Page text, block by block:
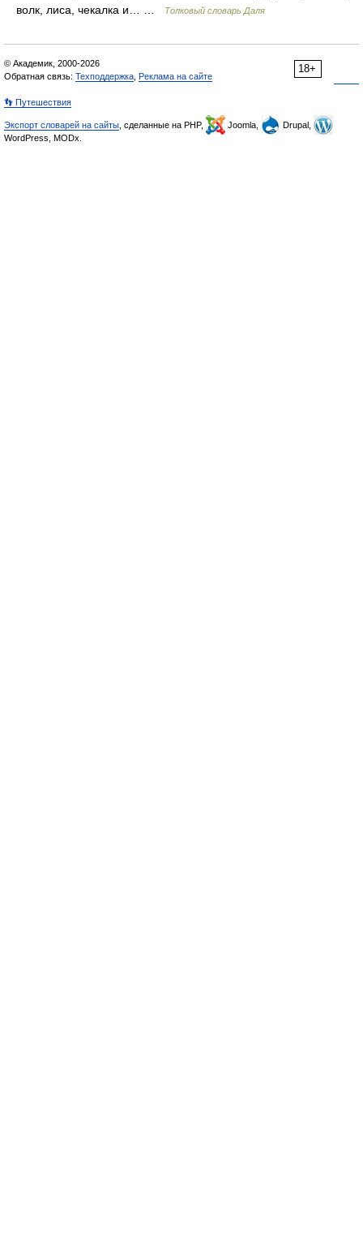
волк, лиса, чекалка и… …
Толковый словарь Даля
18+
© Академик, 2000-2026
Обратная связь: Техподдержка Реклама на сайте
👣 Путешествия
Экспорт словарей на сайты , сделанные на PHP, Joomla,
Drupal,
WordPress, MODx.